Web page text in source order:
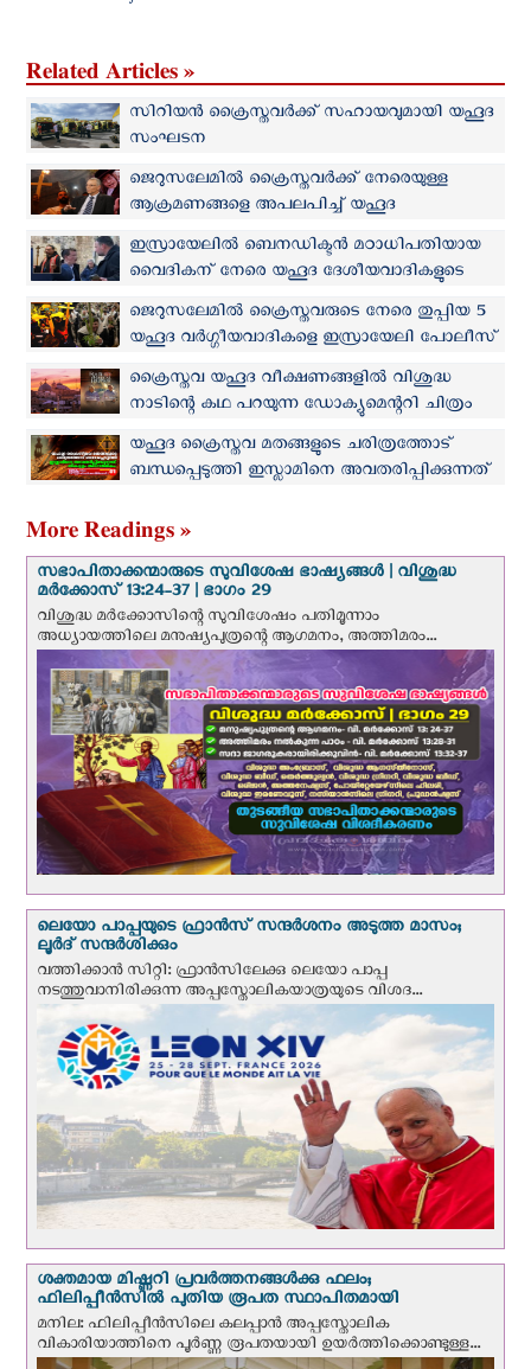
Related Articles »
സിറിയന്‍ ക്രൈസ്തവര്‍ക്ക് സഹായവുമായി യഹൂദ
സംഘടന
ജെറുസലേമിൽ ക്രൈസ്തവര്‍ക്ക് നേരെയുള്ള
ആക്രമണങ്ങളെ അപലപിച്ച് യഹൂദ
ചരിത്രകാരൻ
ഇസ്രായേലില്‍ ബെനഡിക്ടന്‍ മഠാധിപതിയായ
വൈദികന് നേരെ യഹൂദ ദേശീയവാദികളുടെ
ആക്രമണം
ജെറുസലേമില്‍ ക്രൈസ്തവരുടെ നേരെ തുപ്പിയ 5
യഹൂദ വര്‍ഗ്ഗീയവാദികളെ ഇസ്രായേലി പോലീസ്
അറസ്റ്റ് ചെയ്തു
ക്രൈസ്തവ യഹൂദ വീക്ഷണങ്ങളിൽ വിശുദ്ധ
നാടിന്റെ കഥ പറയുന്ന ഡോക്യുമെന്ററി ചിത്രം
പ്രദർശനത്തിന്
യഹൂദ ക്രൈസ്തവ മതങ്ങളുടെ ചരിത്രത്തോട്
ബന്ധപ്പെടുത്തി ഇസ്ലാമിനെ അവതരിപ്പിക്കുന്നത്
More Readings »
സഭാപിതാക്കന്മാരുടെ സുവിശേഷ ഭാഷ്യങ്ങള്‍ | വിശുദ്ധ
മര്‍ക്കോസ് 13:24-37 | ഭാഗം 29
വിശുദ്ധ മര്‍ക്കോസിന്റെ സുവിശേഷം പതിമൂന്നാം
അധ്യായത്തിലെ മനുഷ്യപുത്രന്റെ ആഗമനം, അത്തിമരം...
ലെയോ പാപ്പയുടെ ഫ്രാന്‍സ് സന്ദര്‍ശനം അടുത്ത മാസം;
ലൂര്‍ദ് സന്ദര്‍ശിക്കും
വത്തിക്കാന്‍ സിറ്റി: ഫ്രാൻസിലേക്കു ലെയോ പാപ്പ
നടത്തുവാനിരിക്കുന്ന അപ്പസ്തോലികയാത്രയുടെ വിശദ...
ശക്തമായ മിഷ്ണറി പ്രവർത്തനങ്ങൾക്കു ഫലം;
ഫിലിപ്പീൻസിൽ പുതിയ രൂപത സ്ഥാപിതമായി
മനില: ഫിലിപ്പീൻസിലെ കലപ്പാൻ അപ്പസ്തോലിക
വികാരിയാത്തിനെ പൂർണ്ണ രൂപതയായി ഉയർത്തിക്കൊണ്ടുള്ള...